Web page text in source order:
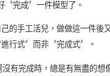
完成〞一件模型了。
的手工活兒，做做這一件後
行式〞而非〝完成式〞。
有完成時，總是有無盡的想